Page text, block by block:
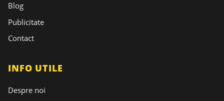
Blog
Publicitate
Contact
INFO UTILE
Despre noi